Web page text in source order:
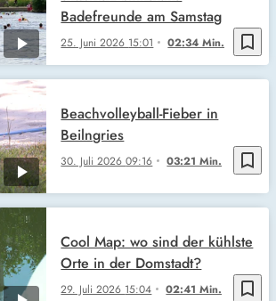
bookmark_border
25. Juni 2026 15:01 02:34 Min.
Badefreunde am Samstag
bookmark_border
30. Juli 202609:16 03:21 Min.
Beachvolleyball-Fieber in
Beilngries
bookmark_border
29. Juli 2026 15:04 02:41 Min.
Cool Map: wo sind der kühlste
Orte in der Domstadt?